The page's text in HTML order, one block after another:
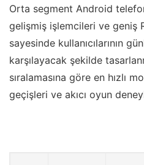
Orta segment Android
gelişmiş işlemcileri ve geniş
sayesinde kullanıcılarının
karşılayacak şekilde
sıralamasına göre en hızlı
geçişleri ve akıcı oyun